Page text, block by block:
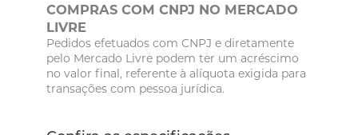
COMPRAS COM CNPJ NO MERCADO
LIVRE
Pedidos efetuados com CNPJ e diretamente
pelo Mercado Livre podem ter um acréscimo
no valor final, referente à alíquota exigida para
transações com pessoa jurídica.